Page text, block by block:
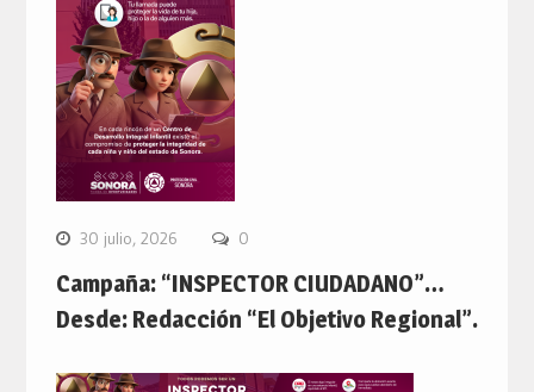
30 julio, 2026 0
Campaña: “INSPECTOR CIUDADANO”…
Desde: Redacción “El Objetivo Regional”.